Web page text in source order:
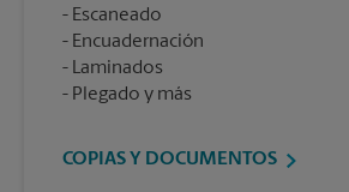
Escaneado
Encuadernación
Laminados
Plegado y más
COPIAS Y DOCUMENTOS